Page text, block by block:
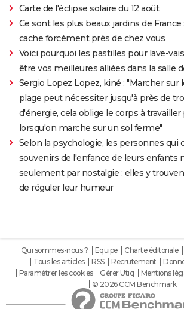
Carte de l'éclipse solaire du 12 août
Ce sont les plus beaux jardins de
cache forcément près de chez vous
Voici pourquoi les pastilles pour lave-
être vos meilleures alliées dans la salle
Sergio Lopez Lopez, kiné : "Marcher sur
plage peut nécessiter jusqu'à près de
d'énergie, cela oblige le corps à
lorsqu'on marche sur un sol ferme"
Selon la psychologie, les personnes qui
souvenirs de l'enfance de leurs enfants
seulement par nostalgie : elles y
de réguler leur humeur
Qui sommes-nous ? Equipe Charte éditoriale
Tous les articles
RSS Recrutement
Paramétrer les cookies
Gérer Utiq Mentions
© 2026 CCM Benchmark